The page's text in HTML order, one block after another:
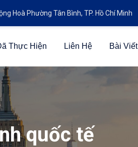
Hoà Phường Tân Bình, TP. Hồ Chí Minh
Thực Hiện Liên Hệ Bài Viết
quốc tế